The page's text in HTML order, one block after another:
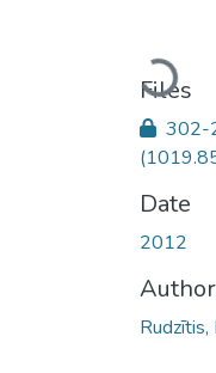
Loading...
Files
302-
Date
2012
Rudzītis,